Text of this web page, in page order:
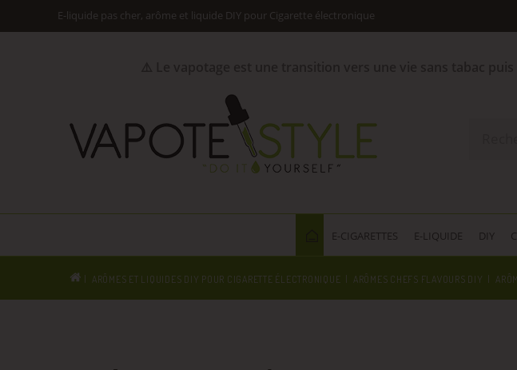
E-liquide pas cher, arôme et liquide DIY pour Cigarette électronique
E-CIGARETTES E-LIQUIDE DIY
ARÔMES ET LIQUIDES DIY POUR CIGARETTE ÉLECTRONIQUE ARÔMES CHEFS FLAVOURS DIY